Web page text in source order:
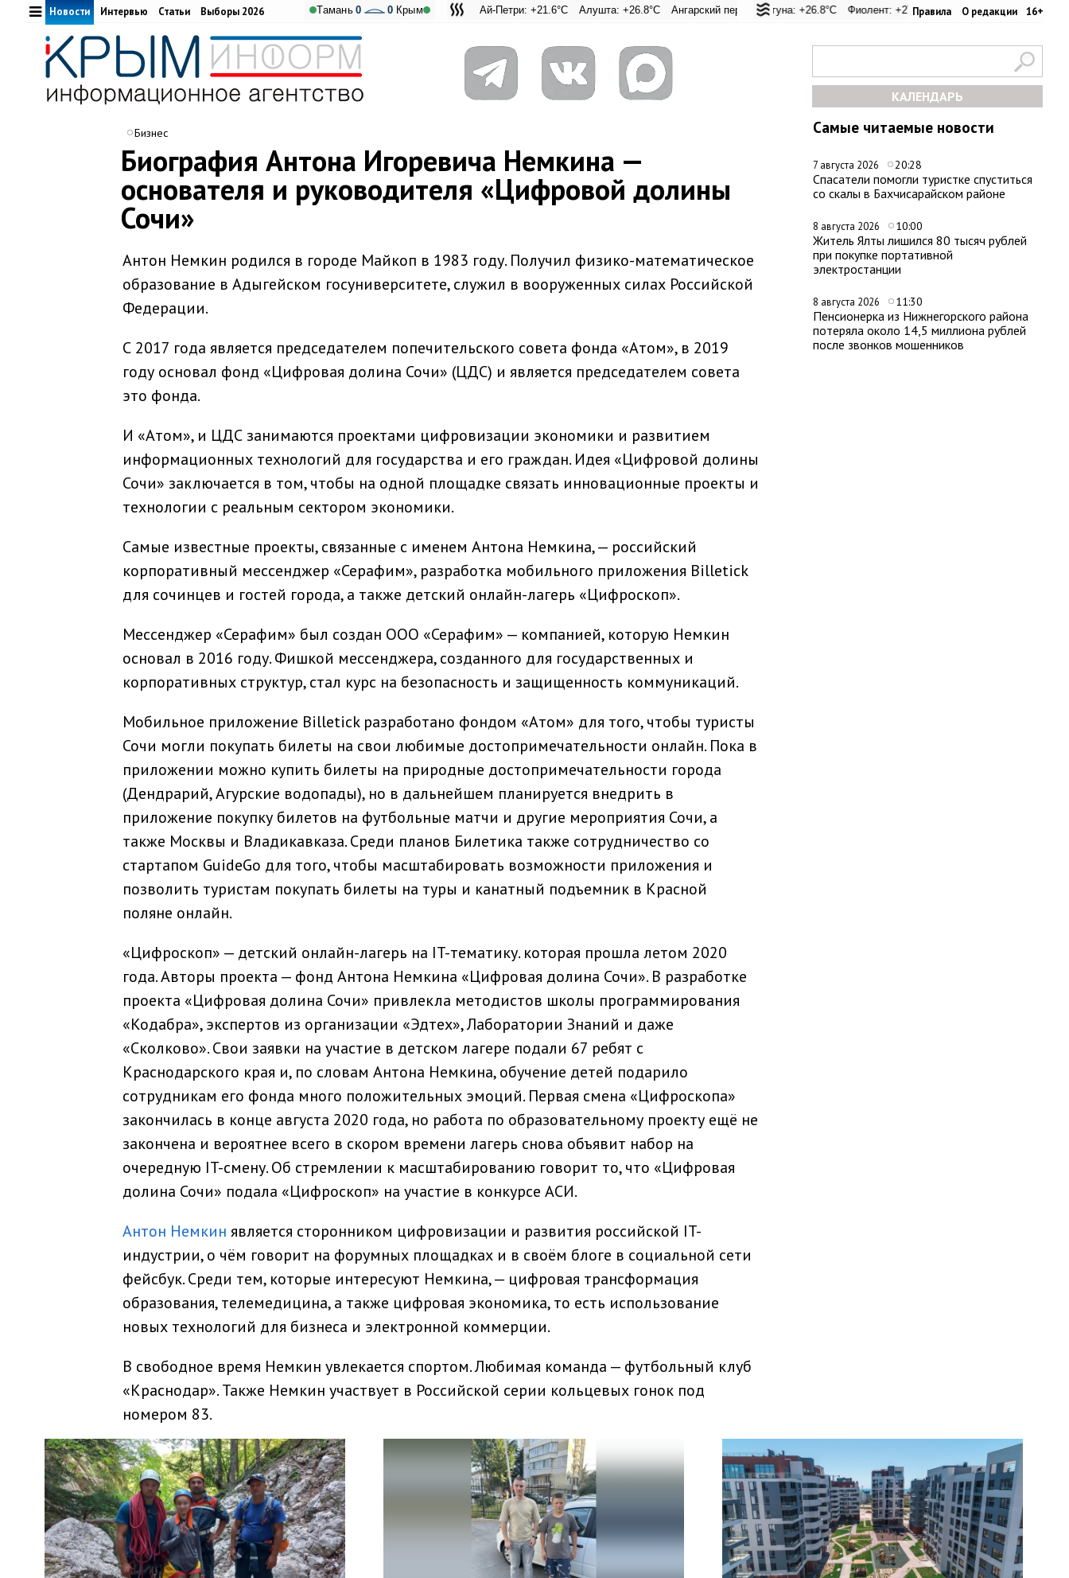
Правила О редакции 16+
Адмиральская Лагуна: +26.8°C Фиолент: +27.2°C Казачья бухта: +26.9°C
Ай-Петри: +21.6°C Алушта: +26.8°C Ангарский перевал: +23.3°C Евпатория: +29.2°C Керчь: +29.8°C Никитский сад: +25.2°C
Тамань 0 0 Крым
Новости Интервью Статьи Выборы 2026
КАЛЕНДАРЬ
Самые читаемые новости
7 августа 2026 20:28
Спасатели помогли туристке спуститься
со скалы в Бахчисарайском районе
8 августа 2026 10:00
Житель Ялты лишился 80 тысяч рублей
при покупке портативной
электростанции
8 августа 2026 11:30
Пенсионерка из Нижнегорского района
потеряла около 14,5 миллиона рублей
после звонков мошенников
Бизнес
Биография Антона Игоревича Немкина —
основателя и руководителя «Цифровой долины
Сочи»
Антон Немкин родился в городе Майкоп в 1983 году. Получил физико-математическое
образование в Адыгейском госуниверситете, служил в вооруженных силах Российской
Федерации.
С 2017 года является председателем попечительского совета фонда «Атом», в 2019
году основал фонд «Цифровая долина Сочи» (ЦДС) и является председателем совета
это фонда.
И «Атом», и ЦДС занимаются проектами цифровизации экономики и развитием
информационных технологий для государства и его граждан. Идея «Цифровой долины
Сочи» заключается в том, чтобы на одной площадке связать инновационные проекты и
технологии с реальным сектором экономики.
Самые известные проекты, связанные с именем Антона Немкина, — российский
корпоративный мессенджер «Серафим», разработка мобильного приложения Billetick
для сочинцев и гостей города, а также детский онлайн-лагерь «Цифроскоп».
Мессенджер «Серафим» был создан ООО «Серафим» — компанией, которую Немкин
основал в 2016 году. Фишкой мессенджера, созданного для государственных и
корпоративных структур, стал курс на безопасность и защищенность коммуникаций.
Мобильное приложение Billetick разработано фондом «Атом» для того, чтобы туристы
Сочи могли покупать билеты на свои любимые достопримечательности онлайн. Пока в
приложении можно купить билеты на природные достопримечательности города
(Дендрарий, Агурские водопады), но в дальнейшем планируется внедрить в
приложение покупку билетов на футбольные матчи и другие мероприятия Сочи, а
также Москвы и Владикавказа. Среди планов Билетика также сотрудничество со
стартапом GuideGo для того, чтобы масштабировать возможности приложения и
позволить туристам покупать билеты на туры и канатный подъемник в Красной
поляне онлайн.
«Цифроскоп» — детский онлайн-лагерь на IT-тематику. которая прошла летом 2020
года. Авторы проекта — фонд Антона Немкина «Цифровая долина Сочи». В разработке
проекта «Цифровая долина Сочи» привлекла методистов школы программирования
«Кодабра», экспертов из организации «Эдтех», Лаборатории Знаний и даже
«Сколково». Свои заявки на участие в детском лагере подали 67 ребят с
Краснодарского края и, по словам Антона Немкина, обучение детей подарило
сотрудникам его фонда много положительных эмоций. Первая смена «Цифроскопа»
закончилась в конце августа 2020 года, но работа по образовательному проекту ещё не
закончена и вероятнее всего в скором времени лагерь снова объявит набор на
очередную IT-смену. Об стремлении к масштабированию говорит то, что «Цифровая
долина Сочи» подала «Цифроскоп» на участие в конкурсе АСИ.
Антон Немкин является сторонником цифровизации и развития российской IT-
индустрии, о чём говорит на форумных площадках и в своём блоге в социальной сети
фейсбук. Среди тем, которые интересуют Немкина, — цифровая трансформация
образования, телемедицина, а также цифровая экономика, то есть использование
новых технологий для бизнеса и электронной коммерции.
В свободное время Немкин увлекается спортом. Любимая команда — футбольный клуб
«Краснодар». Также Немкин участвует в Российской серии кольцевых гонок под
номером 83.